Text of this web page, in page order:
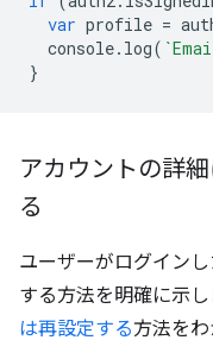
var profile =
console. log(
}
アカウントの詳
る
ユーザーがログイン
する方法を明確に示し
は再設定する方法をわ